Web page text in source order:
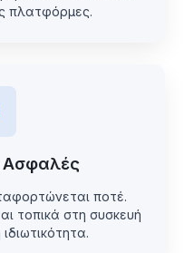
πλατφόρμες.
Ασφαλές
ποτέ.
τοπικά στη συσκευή